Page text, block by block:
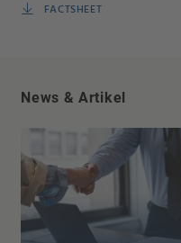
FACTSHEET
News & Artikel